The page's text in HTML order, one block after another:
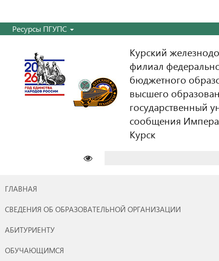
Ресурсы ПГУПС
Курский
филиал
бюджетного
высшего
государственный
сообщения
Курск
ГЛАВНАЯ
СВЕДЕНИЯ ОБ ОБРАЗОВАТЕЛЬНОЙ ОРГАНИЗАЦИИ
АБИТУРИЕНТУ
ОБУЧАЮЩИМСЯ